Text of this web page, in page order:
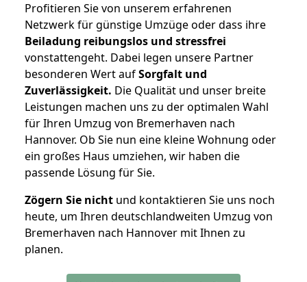
Profitieren Sie von unserem erfahrenen
Netzwerk für günstige Umzüge oder dass ihre
Beiladung reibungslos und stressfrei
vonstattengeht. Dabei legen unsere Partner
besonderen Wert aufSorgfalt und
Zuverlässigkeit. Die Qualität und unser breite
Leistungen machen uns zu der optimalen Wahl
für Ihren Umzug von Bremerhaven nach
Hannover. Ob Sie nun eine kleine Wohnung oder
ein großes Haus umziehen, wir haben die
passende Lösung für Sie.
Zögern Sie nicht und kontaktieren Sie uns noch
heute, um Ihren deutschlandweiten Umzug von
Bremerhaven nach Hannover mit Ihnen zu
planen.